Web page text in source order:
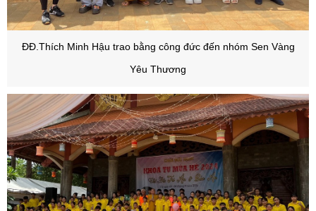
ĐĐ.Thích Minh Hậu trao bằng công đức đến nhóm Sen Vàng
Yêu Thương